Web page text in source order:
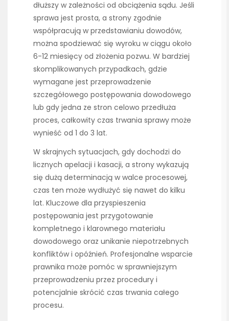
dłuższy w zależności od obciążenia sądu. Jeśli
sprawa jest prosta, a strony zgodnie
współpracują w przedstawianiu dowodów,
można spodziewać się wyroku w ciągu około
6-12 miesięcy od złożenia pozwu. W bardziej
skomplikowanych przypadkach, gdzie
wymagane jest przeprowadzenie
szczegółowego postępowania dowodowego
lub gdy jedna ze stron celowo przedłuża
proces, całkowity czas trwania sprawy może
wynieść od 1 do 3 lat.
W skrajnych sytuacjach, gdy dochodzi do
licznych apelacji i kasacji, a strony wykazują
się dużą determinacją w walce procesowej,
czas ten może wydłużyć się nawet do kilku
lat. Kluczowe dla przyspieszenia
postępowania jest przygotowanie
kompletnego i klarownego materiału
dowodowego oraz unikanie niepotrzebnych
konfliktów i opóźnień. Profesjonalne wsparcie
prawnika może pomóc w sprawniejszym
przeprowadzeniu przez procedury i
potencjalnie skrócić czas trwania całego
procesu.